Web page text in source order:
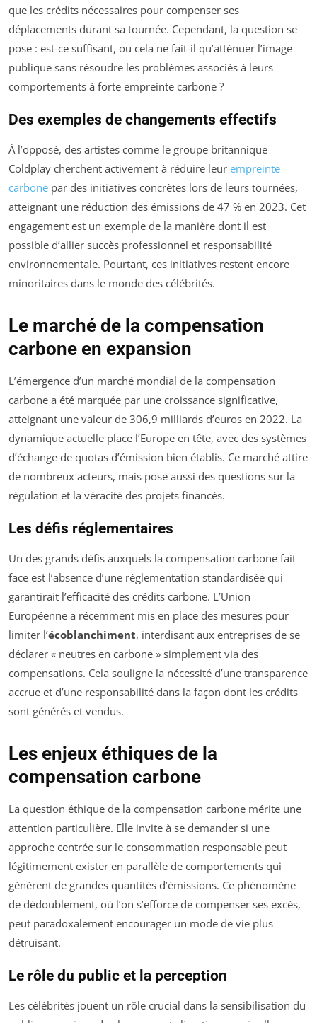
que les crédits nécessaires pour compenser ses
déplacements durant sa tournée. Cependant, la question se
pose : est-ce suffisant, ou cela ne fait-il qu’atténuer l’image
publique sans résoudre les problèmes associés à leurs
comportements à forte empreinte carbone ?
Des exemples de changements effectifs
À l’opposé, des artistes comme le groupe britannique
Coldplay cherchent activement à réduire leur empreinte
carbone par des initiatives concrètes lors de leurs tournées,
atteignant une réduction des émissions de 47 % en 2023. Cet
engagement est un exemple de la manière dont il est
possible d’allier succès professionnel et responsabilité
environnementale. Pourtant, ces initiatives restent encore
minoritaires dans le monde des célébrités.
Le marché de la compensation
carbone en expansion
L’émergence d’un marché mondial de la compensation
carbone a été marquée par une croissance significative,
atteignant une valeur de 306,9 milliards d’euros en 2022. La
dynamique actuelle place l’Europe en tête, avec des systèmes
d’échange de quotas d’émission bien établis. Ce marché attire
de nombreux acteurs, mais pose aussi des questions sur la
régulation et la véracité des projets financés.
Les défis réglementaires
Un des grands défis auxquels la compensation carbone fait
face est l’absence d’une réglementation standardisée qui
garantirait l’efficacité des crédits carbone. L’Union
Européenne a récemment mis en place des mesures pour
limiter l’écoblanchiment, interdisant aux entreprises de se
déclarer « neutres en carbone » simplement via des
compensations. Cela souligne la nécessité d’une transparence
accrue et d’une responsabilité dans la façon dont les crédits
sont générés et vendus.
Les enjeux éthiques de la
compensation carbone
La question éthique de la compensation carbone mérite une
attention particulière. Elle invite à se demander si une
approche centrée sur le consommation responsable peut
légitimement exister en parallèle de comportements qui
génèrent de grandes quantités d’émissions. Ce phénomène
de dédoublement, où l’on s’efforce de compenser ses excès,
peut paradoxalement encourager un mode de vie plus
détruisant.
Le rôle du public et la perception
Les célébrités jouent un rôle crucial dans la sensibilisation du